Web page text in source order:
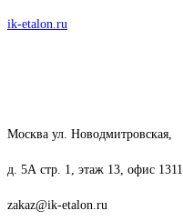
Перейти
ik-etalon.ru
Москва ул. Новодмитровская,
д. 5А стр. 1, этаж 13, офис 1311
zakaz@ik-etalon.ru